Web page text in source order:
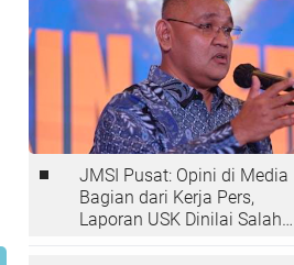
JMSI Pusat: Opini di Media
Bagian dari Kerja Pers,
Laporan USK Dinilai Salah